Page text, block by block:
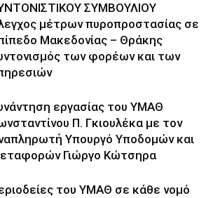
ΣΥΜΒΟΥΛΙΟΥ
μέτρων πυροπροστασίας σε
Μακεδονίας – Θράκης
των φορέων και των
εργασίας του ΥΜΑΘ
Π. Γκιουλέκα με τον
Υπουργό Υποδομών και
Γιώργο Κώτσηρα
του ΥΜΑΘ σε κάθε νομό